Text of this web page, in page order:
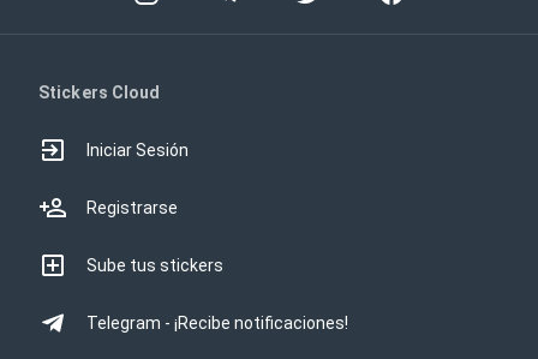
Stickers Cloud
Iniciar Sesión
Registrarse
Sube tus stickers
Telegram - ¡Recibe notificaciones!